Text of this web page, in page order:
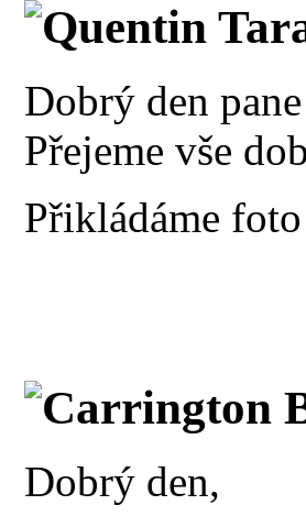
Quentin
Dobrý den
Přejeme vše
Přikládáme
Carrington
Dobrý den,